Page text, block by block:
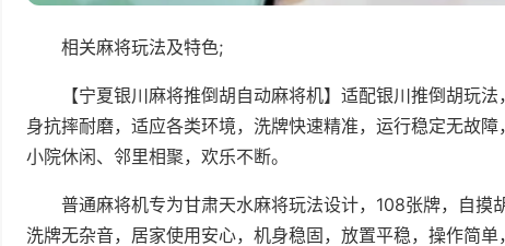
相关麻将玩法及特色;
【宁夏银川麻将推倒胡自动麻将机】适配银川推倒胡玩
身抗摔耐磨，适应各类环境，洗牌快速精准，运行稳定无故障
小院休闲、邻里相聚，欢乐不断。
普通麻将机专为甘肃天水麻将玩法设计，108张牌，自摸
洗牌无杂音，居家使用安心，机身稳固，放置平稳，操作简